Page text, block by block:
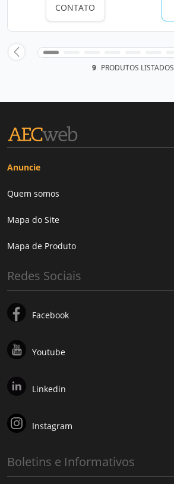
CONTATO
9 PRODUTOS LISTADOS
Anuncie
Quem somos
Mapa do Site
Mapa de Produto
Redes Sociais
Facebook
Youtube
Linkedin
Instagram
Boletins e Informativos